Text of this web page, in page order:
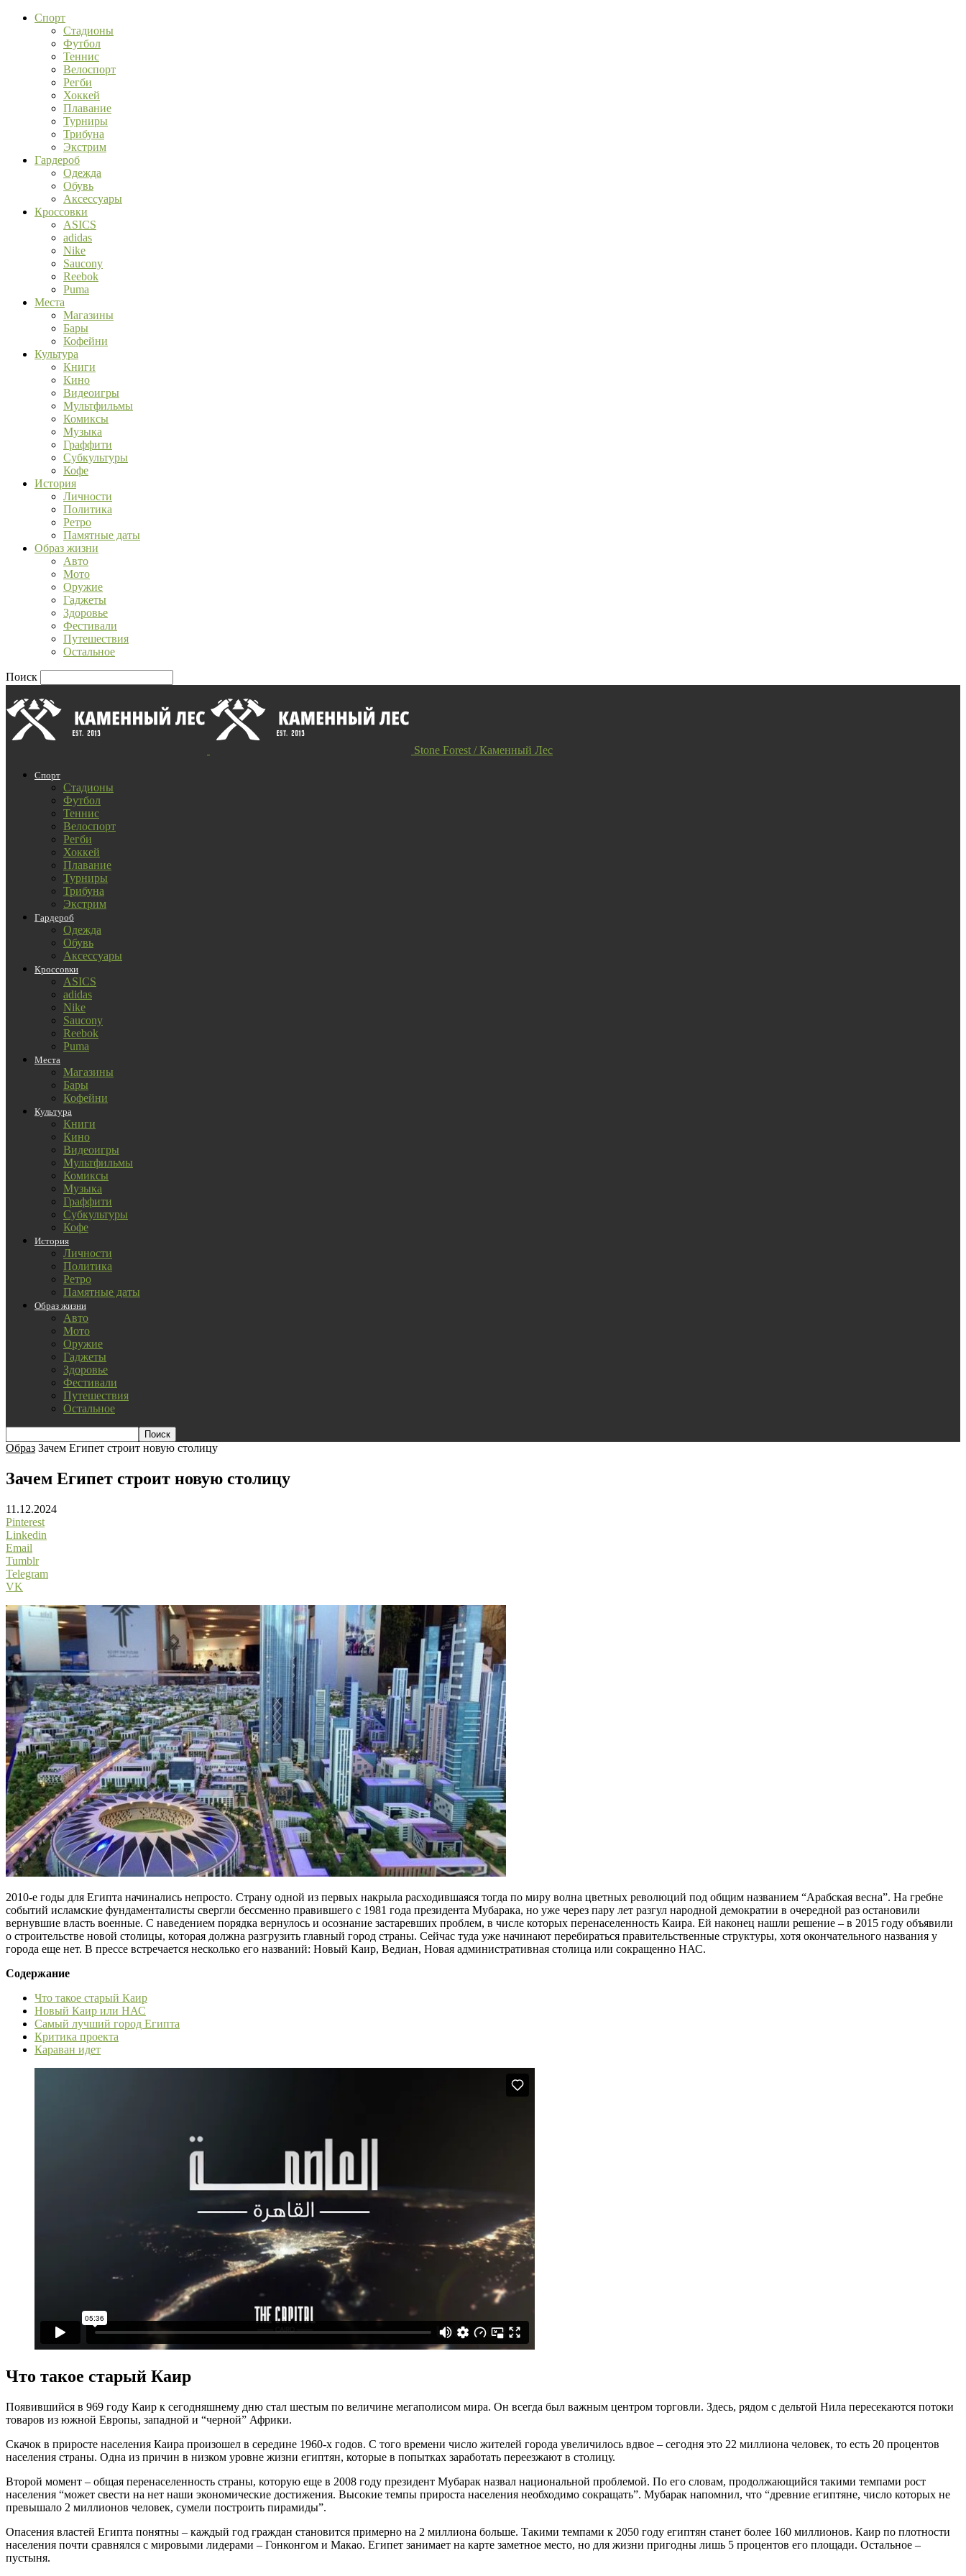
Спорт
Стадионы
Футбол
Теннис
Велоспорт
Регби
Хоккей
Плавание
Турниры
Трибуна
Экстрим
Гардероб
Одежда
Обувь
Аксессуары
Кроссовки
ASICS
adidas
Nike
Saucony
Reebok
Puma
Места
Магазины
Бары
Кофейни
Культура
Книги
Кино
Видеоигры
Мультфильмы
Комиксы
Музыка
Граффити
Субкультуры
Кофе
История
Личности
Политика
Ретро
Памятные даты
Образ жизни
Авто
Мото
Оружие
Гаджеты
Здоровье
Фестивали
Путешествия
Остальное
Поиск
Stone Forest / Каменный Лес
Спорт
Стадионы
Футбол
Теннис
Велоспорт
Регби
Хоккей
Плавание
Турниры
Трибуна
Экстрим
Гардероб
Одежда
Обувь
Аксессуары
Кроссовки
ASICS
adidas
Nike
Saucony
Reebok
Puma
Места
Магазины
Бары
Кофейни
Культура
Книги
Кино
Видеоигры
Мультфильмы
Комиксы
Музыка
Граффити
Субкультуры
Кофе
История
Личности
Политика
Ретро
Памятные даты
Образ жизни
Авто
Мото
Оружие
Гаджеты
Здоровье
Фестивали
Путешествия
Остальное
Образ Зачем Египет строит новую столицу
Зачем Египет строит новую столицу
11.12.2024
Pinterest
Linkedin
Email
Tumblr
Telegram
VK
2010-е годы для Египта начинались непросто. Страну одной из первых накрыла расходившаяся тогда по миру волна цветных революций под общим названием “Арабская весна”. На гребне
событий исламские фундаменталисты свергли бессменно правившего с 1981 года президента Мубарака, но уже через пару лет разгул народной демократии в очередной раз остановили
вернувшие власть военные. С наведением порядка вернулось и осознание застаревших проблем, в числе которых перенаселенность Каира. Ей наконец нашли решение – в 2015 году объявили
о строительстве новой столицы, которая должна разгрузить главный город страны. Сейчас туда уже начинают перебираться правительственные структуры, хотя окончательного названия у
города еще нет. В прессе встречается несколько его названий: Новый Каир, Ведиан, Новая административная столица или сокращенно НАС.
Содержание
Что такое старый Каир
Новый Каир или НАС
Самый лучший город Египта
Критика проекта
Караван идет
Что такое старый Каир
Появившийся в 969 году Каир к сегодняшнему дню стал шестым по величине мегаполисом мира. Он всегда был важным центром торговли. Здесь, рядом с дельтой Нила пересекаются потоки
товаров из южной Европы, западной и “черной” Африки.
Скачок в приросте населения Каира произошел в середине 1960-х годов. С того времени число жителей города увеличилось вдвое – сегодня это 22 миллиона человек, то есть 20 процентов
населения страны. Одна из причин в низком уровне жизни египтян, которые в попытках заработать переезжают в столицу.
Второй момент – общая перенаселенность страны, которую еще в 2008 году президент Мубарак назвал национальной проблемой. По его словам, продолжающийся такими темпами рост
населения “может свести на нет наши экономические достижения. Высокие темпы прироста населения необходимо сокращать”. Мубарак напомнил, что “древние египтяне, число которых не
превышало 2 миллионов человек, сумели построить пирамиды”.
Опасения властей Египта понятны – каждый год граждан становится примерно на 2 миллиона больше. Такими темпами к 2050 году египтян станет более 160 миллионов. Каир по плотности
населения почти сравнялся с мировыми лидерами – Гонконгом и Макао. Египет занимает на карте заметное место, но для жизни пригодны лишь 5 процентов его площади. Остальное –
пустыня.